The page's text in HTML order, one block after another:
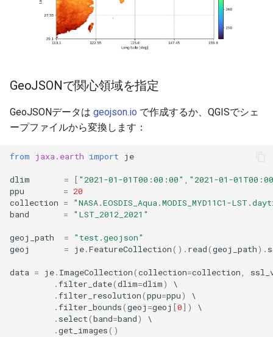
GeoJSONで関心領域を指定
GeoJSONデータは geojson.io で作成するか、QGISでシェ
ープファイルから変換します：
from jaxa.earth import je
dlim = [ "2021-01-01T00:00:00" , "2021-01-
ppu
= 20
collection =
"NASA.EOSDIS_Aqua.MODIS_MYD11C1-
band
= "LST_2012_2021"
geoj_path =
"test.geojson"
geoj
= je.FeatureCollection() . read(geoj_path) .
data = je. ImageCollection(collection=collection,
.filter_date(dlim=dlim)
.filter_resolution(ppu=ppu)
.filter_bounds(geoj =geoj [0])
. select(band=band)
.get_images()